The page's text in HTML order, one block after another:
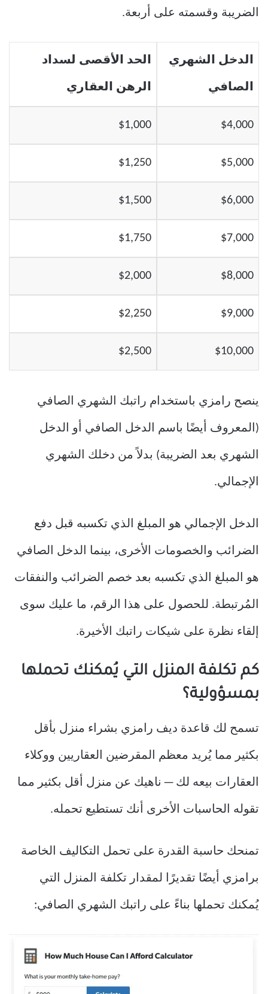
الضريبة وقسمته على أربعة.
الدخل الشهري
الصافي
الحد الأقصى لسداد
الرهن العقاري
$4,000
$1,000
$5,000
$1,250
$6,000
$1,500
$7,000
$1,750
$8,000
$2,000
$9,000
$2,250
$10,000
$2,500
ينصح رامزي باستخدام راتبك الشهري الصافي
(المعروف أيضًا باسم الدخل الصافي أو الدخل
الشهري بعد الضريبة) بدلاً من دخلك الشهري
الإجمالي.
الدخل الإجمالي هو المبلغ الذي تكسبه قبل دفع
الضرائب والخصومات الأخرى، بينما الدخل الصافي
هو المبلغ الذي تكسبه بعد خصم الضرائب والنفقات
المُرتبطة. للحصول على هذا الرقم، ما عليك سوى
إلقاء نظرة على شيكات راتبك الأخيرة.
كم تكلفة المنزل التي يُمكنك تحملها
بمسؤولية؟
تسمح لك قاعدة ديف رامزي بشراء منزل بأقل
بكثير مما يُريد معظم المقرضين العقاريين ووكلاء
العقارات بيعه لك — ناهيك عن منزل أقل بكثير مما
تقوله الحاسبات الأخرى أنك تستطيع تحمله.
تمنحك حاسبة القدرة على تحمل التكاليف الخاصة
برامزي أيضًا تقديرًا لمقدار تكلفة المنزل التي
يُمكنك تحملها بناءً على راتبك الشهري الصافي: